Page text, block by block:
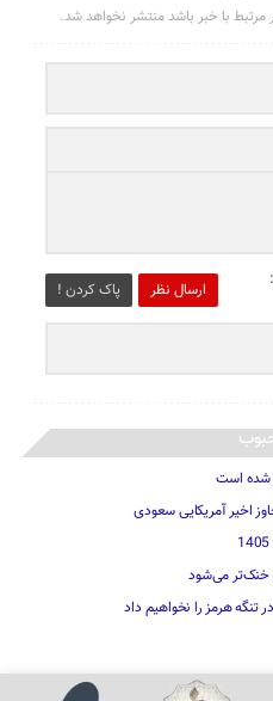
مرتبط با خبر باشد منتشر نخواهد شد.
ارسال نظر پاک کردن !
شده است
اخیر آمریکایی سعودی
خنک‌تر می‌شود
هرمز را نخواهیم داد